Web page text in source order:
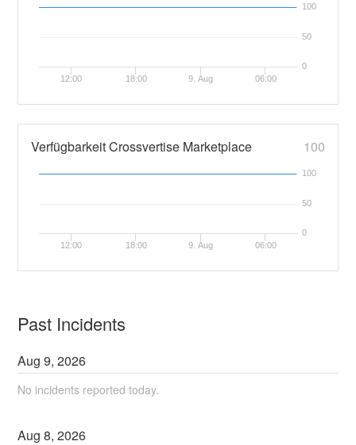
12:00 18:00 9. Aug 06:00
0
50
100
Verfügbarkeit Crossvertise Marketplace 100
12:00 18:00 9. Aug 06:00
0
50
100
Past Incidents
Aug9,2026
No incidents reported today.
Aug8,2026